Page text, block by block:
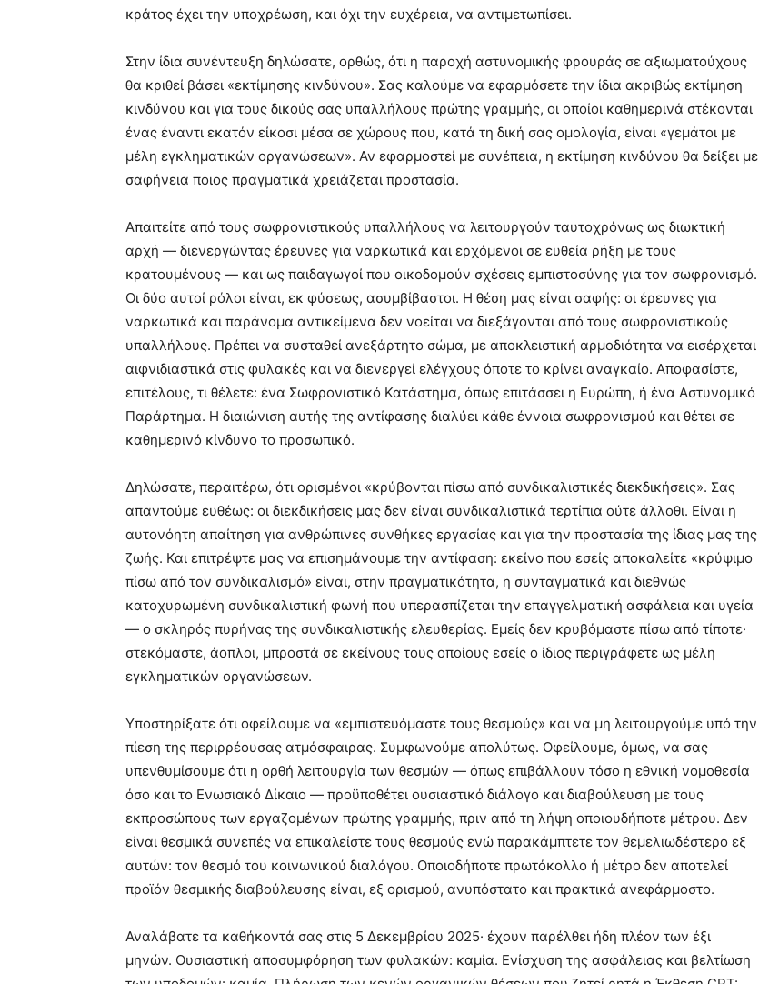
κράτος έχει την υποχρέωση, και όχι την ευχέρεια, να αντιμετωπίσει.
Στην ίδια συνέντευξη δηλώσατε, ορθώς, ότι η παροχή αστυνομικής φρουράς σε αξιωματούχους
θα κριθεί βάσει «εκτίμησης κινδύνου». Σας καλούμε να εφαρμόσετε την ίδια ακριβώς εκτίμηση
κινδύνου και για τους δικούς σας υπαλλήλους πρώτης γραμμής, οι οποίοι καθημερινά στέκονται
ένας έναντι εκατόν είκοσι μέσα σε χώρους που, κατά τη δική σας ομολογία, είναι «γεμάτοι με
μέλη εγκληματικών οργανώσεων». Αν εφαρμοστεί με συνέπεια, η εκτίμηση κινδύνου θα δείξει με
σαφήνεια ποιος πραγματικά χρειάζεται προστασία.
Απαιτείτε από τους σωφρονιστικούς υπαλλήλους να λειτουργούν ταυτοχρόνως ως διωκτική
αρχή — διενεργώντας έρευνες για ναρκωτικά και ερχόμενοι σε ευθεία ρήξη με τους
κρατουμένους — και ως παιδαγωγοί που οικοδομούν σχέσεις εμπιστοσύνης για τον σωφρονισμό.
Οι δύο αυτοί ρόλοι είναι, εκ φύσεως, ασυμβίβαστοι. Η θέση μας είναι σαφής: οι έρευνες για
ναρκωτικά και παράνομα αντικείμενα δεν νοείται να διεξάγονται από τους σωφρονιστικούς
υπαλλήλους. Πρέπει να συσταθεί ανεξάρτητο σώμα, με αποκλειστική αρμοδιότητα να εισέρχεται
αιφνιδιαστικά στις φυλακές και να διενεργεί ελέγχους όποτε το κρίνει αναγκαίο. Αποφασίστε,
επιτέλους, τι θέλετε: ένα Σωφρονιστικό Κατάστημα, όπως επιτάσσει η Ευρώπη, ή ένα Αστυνομικό
Παράρτημα. Η διαιώνιση αυτής της αντίφασης διαλύει κάθε έννοια σωφρονισμού και θέτει σε
καθημερινό κίνδυνο το προσωπικό.
Δηλώσατε, περαιτέρω, ότι ορισμένοι «κρύβονται πίσω από συνδικαλιστικές διεκδικήσεις». Σας
απαντούμε ευθέως: οι διεκδικήσεις μας δεν είναι συνδικαλιστικά τερτίπια ούτε άλλοθι. Είναι η
αυτονόητη απαίτηση για ανθρώπινες συνθήκες εργασίας και για την προστασία της ίδιας μας της
ζωής. Και επιτρέψτε μας να επισημάνουμε την αντίφαση: εκείνο που εσείς αποκαλείτε «κρύψιμο
πίσω από τον συνδικαλισμό» είναι, στην πραγματικότητα, η συνταγματικά και διεθνώς
κατοχυρωμένη συνδικαλιστική φωνή που υπερασπίζεται την επαγγελματική ασφάλεια και υγεία
— ο σκληρός πυρήνας της συνδικαλιστικής ελευθερίας. Εμείς δεν κρυβόμαστε πίσω από τίποτε·
στεκόμαστε, άοπλοι, μπροστά σε εκείνους τους οποίους εσείς ο ίδιος περιγράφετε ως μέλη
εγκληματικών οργανώσεων.
Υποστηρίξατε ότι οφείλουμε να «εμπιστευόμαστε τους θεσμούς» και να μη λειτουργούμε υπό την
πίεση της περιρρέουσας ατμόσφαιρας. Συμφωνούμε απολύτως. Οφείλουμε, όμως, να σας
υπενθυμίσουμε ότι η ορθή λειτουργία των θεσμών — όπως επιβάλλουν τόσο η εθνική νομοθεσία
όσο και το Ενωσιακό Δίκαιο — προϋποθέτει ουσιαστικό διάλογο και διαβούλευση με τους
εκπροσώπους των εργαζομένων πρώτης γραμμής, πριν από τη λήψη οποιουδήποτε μέτρου. Δεν
είναι θεσμικά συνεπές να επικαλείστε τους θεσμούς ενώ παρακάμπτετε τον θεμελιωδέστερο εξ
αυτών: τον θεσμό του κοινωνικού διαλόγου. Οποιοδήποτε πρωτόκολλο ή μέτρο δεν αποτελεί
προϊόν θεσμικής διαβούλευσης είναι, εξ ορισμού, ανυπόστατο και πρακτικά ανεφάρμοστο.
Αναλάβατε τα καθήκοντά σας στις 5 Δεκεμβρίου 2025· έχουν παρέλθει ήδη πλέον των έξι
μηνών. Ουσιαστική αποσυμφόρηση των φυλακών: καμία. Ενίσχυση της ασφάλειας και βελτίωση